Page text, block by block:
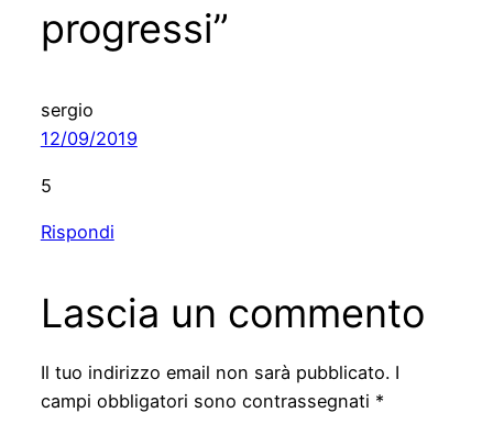
progressi”
sergio
12/09/2019
5
Rispondi
Lascia un commento
Il tuo indirizzo email non sarà pubblicato. I
campi obbligatori sono contrassegnati *